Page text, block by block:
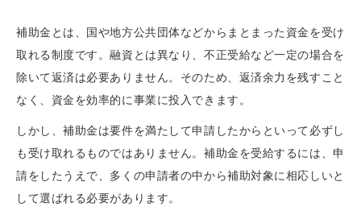
補助金とは、国や地方公共団体などからまとまった資金を受け
取れる制度です。融資とは異なり、不正受給など一定の場合を
除いて返済は必要ありません。そのため、返済余力を残すこと
なく、資金を効率的に事業に投入できます。
しかし、補助金は要件を満たして申請したからといって必ずし
も受け取れるものではありません。補助金を受給するには、申
請をしたうえで、多くの申請者の中から補助対象に相応しいと
して選ばれる必要があります。